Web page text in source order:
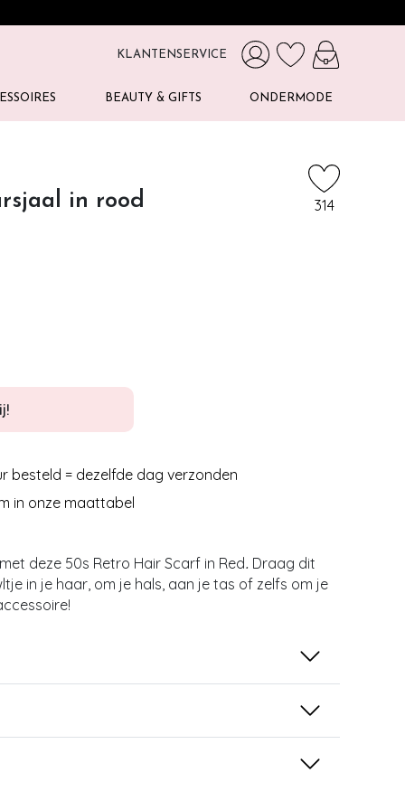
KLANTENSERVICE
BEAUTY & GIFTS ONDERMODE
in rood 314
besteld = dezelfde dag verzonden
in onze maattabel
deze 50s Retro Hair Scarf in Red. Draag dit
in je haar, om je hals, aan je tas of zelfs om je